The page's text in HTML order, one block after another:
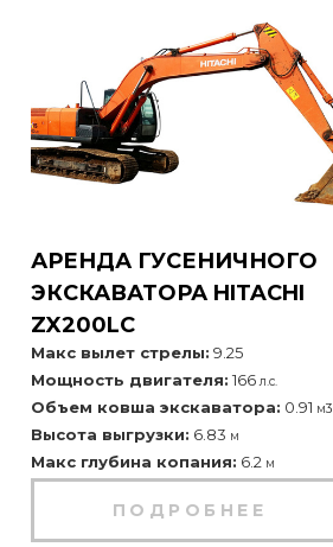
АРЕНДА ГУСЕНИЧНОГО
ЭКСКАВАТОРА HITACHI
ZX200LC
Макс вылет стрелы: 9.25
Мощность двигателя: 166л.с.
Объем ковша экскаватора: 0.91 м3
Высота выгрузки: 6.83 м
Макс глубина копания: 6.2 м
ПОДРОБНЕЕ